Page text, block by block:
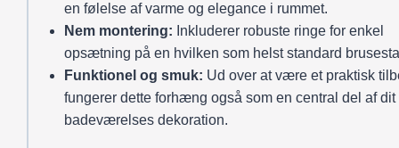
en følelse af varme og elegance i rummet.
Nem montering: Inkluderer robuste ringe for enkel
opsætning på en hvilken som helst standard
Funktionel og smuk: Ud over at være et praktisk
fungerer dette forhæng også som en central del af dit
badeværelses dekoration.